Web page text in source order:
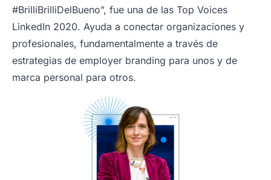
#BrilliBrilliDelBueno”, fue una de las Top Voices
LinkedIn 2020. Ayuda a conectar organizaciones y
profesionales, fundamentalmente a través de
estrategias de employer branding para unos y de
marca personal para otros.